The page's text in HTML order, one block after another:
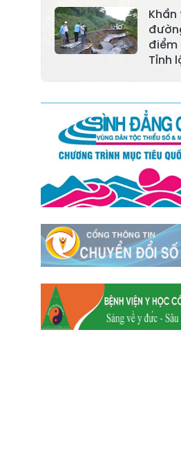
Thịnh
Xã Quy Mông
Xã Hợp Thành
Quang
Xã Tằng Loỏng
Xã Mường
Hum
Xã Y Tý
Xã Trịnh Tường
Xã Bản Xèo
Xã Võ Lao
Xã Văn Bàn
điểm
Tỉnh